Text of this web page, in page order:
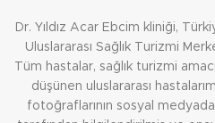
Dr. Yıldız Acar Ebcim kliniği,
Uluslararası Sağlık Turizmi
Tüm hastalar, sağlık turizmi
düşünen uluslararası
fotoğraflarının sosyal